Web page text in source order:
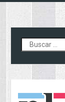
Buscar: